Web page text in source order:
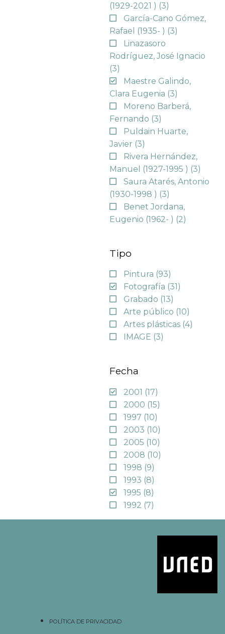
(1929-2021 ) (3)
García-Cano Gómez,
Rafael (1935- ) (3)
Linazasoro
Rodríguez, José Ignacio
(3)
Maestre Galindo,
Clara Eugenia (3)
Moreno Barberá,
Fernando (3)
Puldain Huarte,
Javier (3)
Rivera Hernández,
Manuel (1927-1995 ) (3)
Saura Atarés, Antonio
(1930-1998 ) (3)
Benet Jordana,
Eugenio (1962- ) (2)
Tipo
Pintura (93)
Fotografía (31)
Grabado (13)
Arte público (10)
Artes plásticas (4)
IMAGE (3)
Fecha
2001 (17)
2000 (15)
1997 (10)
2003 (10)
2005 (10)
2008 (10)
1998 (9)
1993 (8)
1995 (8)
1992 (7)
POLÍTICA DE PRIVACIDAD